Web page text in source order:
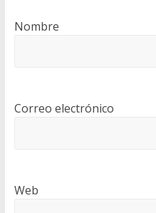
Nombre
Correo electrónico
Web